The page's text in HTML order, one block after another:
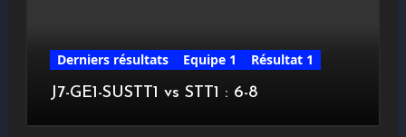
Derniers résultats Equipe 1
Résultat 1
J7-GE1-SUSTT1 vs STT1 : 6-8